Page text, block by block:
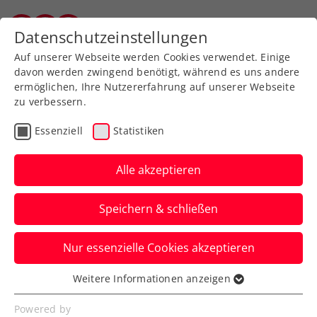
Zurück zur Newsübersicht
Turniere
Erste Bank Open:
Weissborn mit knappem
Aus im Doppel-
Viertelfinale
Das Doppelass scheidet beim ATP-
Heimturnier in Wien trotz Satzball gegen
die US-Open-Sieger aus.
Datenschutzeinstellungen
Auf unserer Webseite werden Cookies verwendet. Einige
davon werden zwingend benötigt, während es uns andere
ermöglichen, Ihre Nutzererfahrung auf unserer Webseite
zu verbessern.
Essenziell Statistiken
Alle akzeptieren
Speichern & schließen
Nur essenzielle Cookies akzeptieren
Essenziell
Essenzielle Cookies werden für grundlegende
Weitere Informationen anzeigen
Powered by